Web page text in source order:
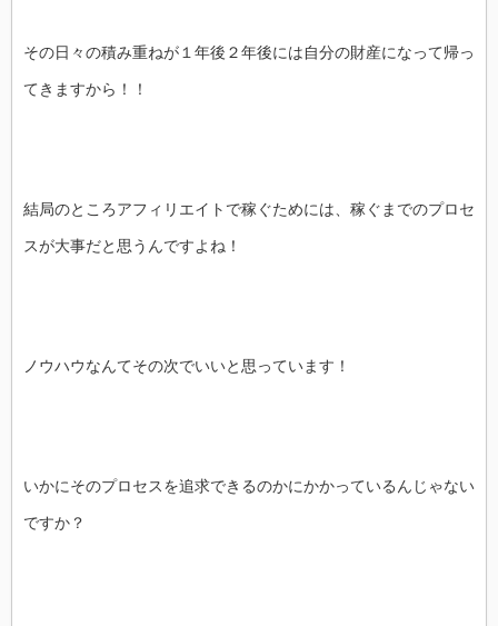
その日々の積み重ねが１年後２年後には自分の財産になって帰っ
てきますから！！
結局のところアフィリエイトで稼ぐためには、稼ぐまでのプロセ
スが大事だと思うんですよね！
ノウハウなんてその次でいいと思っています！
いかにそのプロセスを追求できるのかにかかっているんじゃない
ですか？